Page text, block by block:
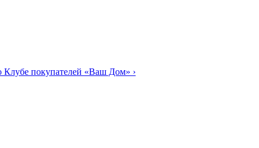
Клубе покупателей «Ваш Дом» ›